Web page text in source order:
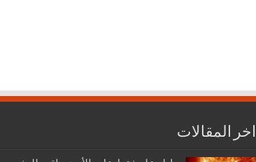
اخر المقالات